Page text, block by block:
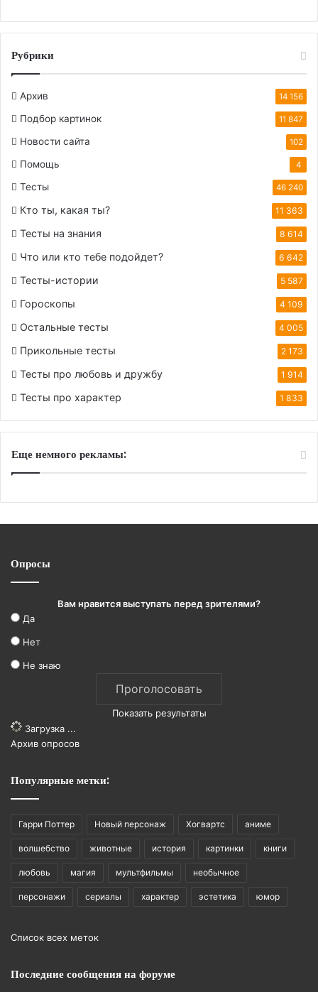
Рубрики
Архив 14 156
Подбор картинок 11 847
Новости сайта 102
Помощь 4
Тесты 46 240
Кто ты, какая ты? 11 363
Тесты на знания 8 614
Что или кто тебе подойдет? 6 642
Тесты-истории 5 587
Гороскопы 4 109
Остальные тесты 4 005
Прикольные тесты 2 173
Тесты про любовь и дружбу 1 914
Тесты про характер 1 833
Еще немного рекламы:
Опросы
Вам нравится выступать перед зрителями?
Да
Нет
Не знаю
Показать результаты
Загрузка ...
Архив опросов
Популярные метки:
Гарри Поттер Новый персонаж Хогвартс аниме
волшебство животные история картинки книги
любовь магия мультфильмы необычное
персонажи сериалы характер эстетика юмор
Список всех меток
Последние сообщения на форуме